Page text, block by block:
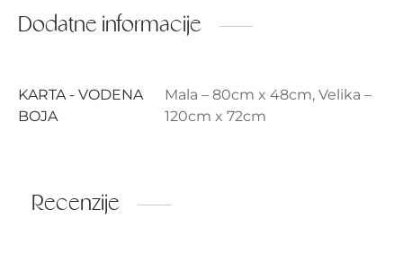
Dodatne informacije
KARTA - VODENA
BOJA
Mala – 80cm x 48cm, Velika –
120cm x 72cm
Recenzije